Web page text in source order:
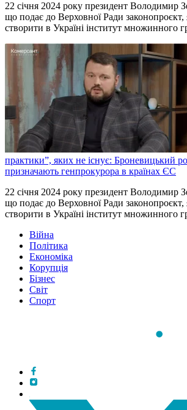
22 січня 2024 року президент Володимир
що подає до Верховної Ради законопроєкт,
створити в Україні інститут множинного
практики”, яких не існує: Броневицький
призначають генпрокурора в країнах ЄС
22 січня 2024 року президент Володимир
що подає до Верховної Ради законопроєкт,
створити в Україні інститут множинного
Війна
Політика
Економіка
Корупція
Бізнес
Світ
Спорт